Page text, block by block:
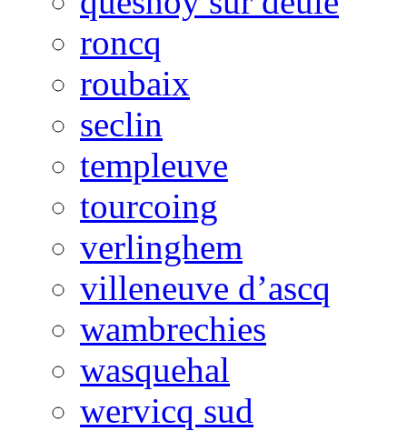
roncq
roubaix
seclin
templeuve
tourcoing
verlinghem
villeneuve d’ascq
wambrechies
wasquehal
wervicq sud